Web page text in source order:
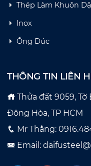
Thép Làm Khuôn
Inox
Ống Đúc
THÔNG TIN LIÊN
Thửa đất 9059, Tờ
Đông Hòa, TP HCM
Mr Thắng:
Email: